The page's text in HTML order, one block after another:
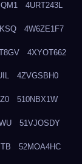
4URT243L
4W6ZE1F7
4XYOT662
4ZVGSBH0
510NBX1W
51VJOSDY
52MOA4HC